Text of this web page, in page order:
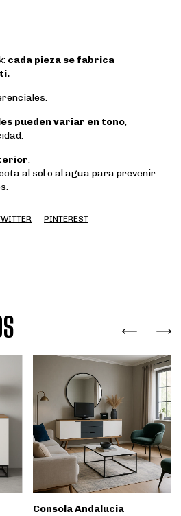
cada pieza se fabrica
pueden variar en tono,
.
al sol o al agua para prevenir
PINTEREST
Consola Andalucia